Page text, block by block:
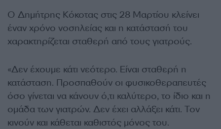
Ο Δημήτρης Κόκοτας στις 28 Μαρτίου κλείνει
έναν χρόνο νοσηλείας και η κατάστασή του
χαρακτηρίζεται σταθερή από τους γιατρούς.
«Δεν έχουμε κάτι νεότερο. Είναι σταθερή η
κατάσταση. Προσπαθούν οι φυσικοθεραπευτές
όσο γίνεται να κάνουν ό,τι καλύτερο, το ίδιο και η
ομάδα των γιατρών. Δεν έχει αλλάξει κάτι. Τον
κινούν και κάθεται καθιστός μόνος του.